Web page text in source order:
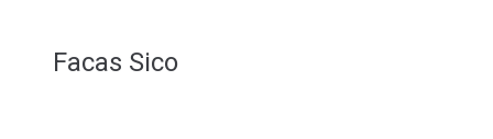
Facas Sico